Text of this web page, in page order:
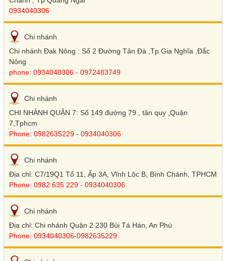
0934040306
Chi nhánh
Chi nhánh Đak Nông : Số 2 Đường Tản Đà ,Tp Gia Nghĩa ,Đắc
Nông
phone: 0934040306 - 0972483749
Chi nhánh
CHI NHÁNH QUẬN 7: Số 149 đường 79 , tân quy ,Quận
7,Tphcm
Phone: 0982635229 - 0934040306
Chi nhánh
Địa chỉ: C7/19Q1 Tổ 11, Ấp 3A, Vĩnh Lộc B, Bình Chánh, TPHCM
Phone: 0982 635 229 - 0934040306
Chi nhánh
Địa chỉ: Chi nhánh Quận 2 230 Bùi Tá Hán, An Phú
Phone: 0934040306-0982635229